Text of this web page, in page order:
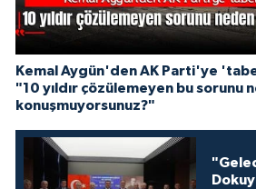
Kemal Aygün'den AK Parti'ye
"10 yıldır çözülemeyen bu sorunu
konuşmuyorsunuz?"